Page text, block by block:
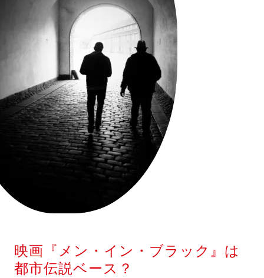
映画『メン・イン・ブラック』は
都市伝説ベース？